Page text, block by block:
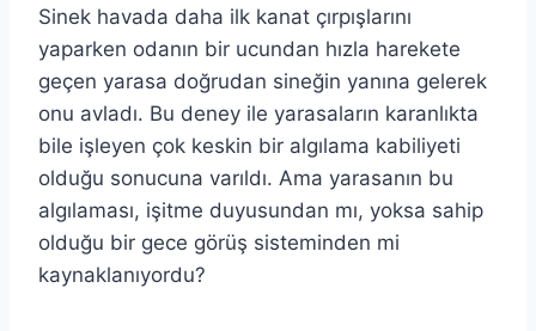
Sinek havada daha ilk kanat çırpışlarını
yaparken odanın bir ucundan hızla harekete
geçen yarasa doğrudan sineğin yanına gelerek
onu avladı. Bu deney ile yarasaların karanlıkta
bile işleyen çok keskin bir algılama kabiliyeti
olduğu sonucuna varıldı. Ama yarasanın bu
algılaması, işitme duyusundan mı, yoksa sahip
olduğu bir gece görüş sisteminden mi
kaynaklanıyordu?